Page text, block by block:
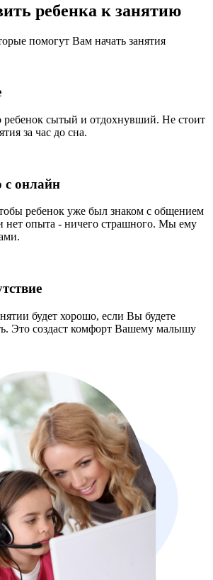
ребенка к занятию
помогут Вам начать занятия
ребенок сытый и отдохнувший. Не стоит
за час до сна.
с онлайн
ребенок уже был знаком с общением
нет опыта - ничего страшного. Мы ему
будет хорошо, если Вы будете
Это создаст комфорт Вашему малышу